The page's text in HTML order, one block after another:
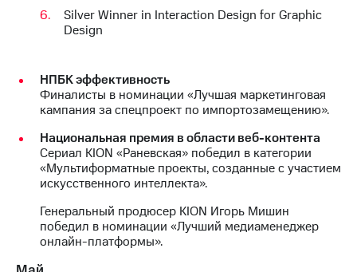
Silver Winner in Interaction Design for Graphic
Design
НПБК эффективность
Финалисты в номинации «Лучшая маркетинговая
кампания за спецпроект по импортозамещению».
Национальная премия в области веб-контента
Сериал KION «Раневская» победил в категории
«Мультиформатные проекты, созданные с участием
искусственного интеллекта».
Генеральный продюсер KION Игорь Мишин
победил в номинации «Лучший медиаменеджер
онлайн-платформы».